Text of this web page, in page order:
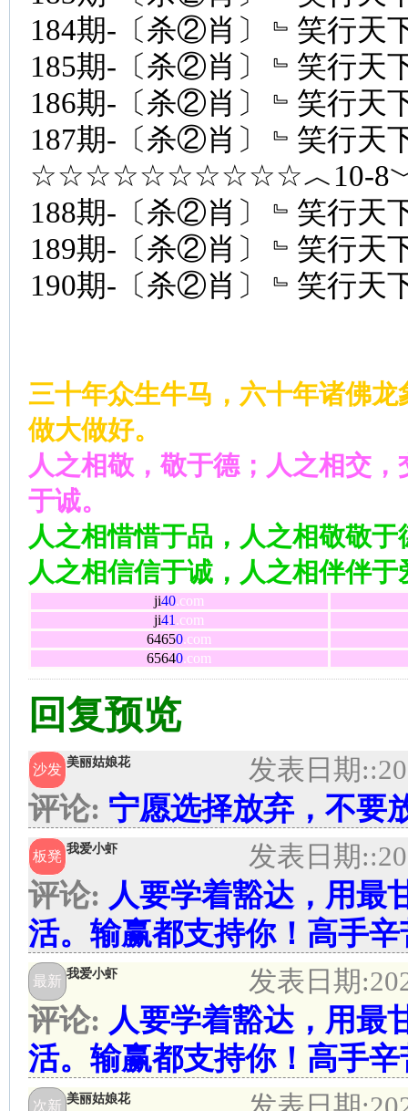
184期-〔杀②肖〕﹄笑行天
185期-〔杀②肖〕﹄笑行天
186期-〔杀②肖〕﹄笑行天
187期-〔杀②肖〕﹄笑行天
☆☆☆☆☆☆☆☆☆☆︿10-
188期-〔杀②肖〕﹄笑行天
189期-〔杀②肖〕﹄笑行天
190期-〔杀②肖〕﹄笑行天
三十年众生牛马，六十年诸佛
做大做好。
人之相敬，敬于德；人之相交
于诚。
人之相惜惜于品，人之相敬敬
人之相信信于诚，人之相伴伴于
ji40.com
ji41 .com
64650.com
65640.com
回复预览
沙发 美丽姑娘花 发表日期:
评论: 宁愿选择放弃，不要
板凳 我爱小虾 发表日期:
评论: 人要学着豁达，用最
活。输赢都支持你！高手辛
最新 我爱小虾 发表日期:
评论: 人要学着豁达，用最
活。输赢都支持你！高手辛
次新 美丽姑娘花